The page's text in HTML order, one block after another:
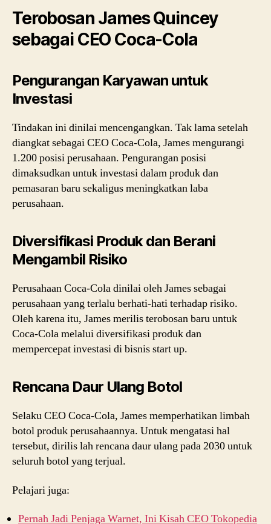
Terobosan James Quincey
sebagai CEO Coca-Cola
Pengurangan Karyawan untuk
Investasi
Tindakan ini dinilai mencengangkan. Tak lama setelah
diangkat sebagai CEO Coca-Cola, James mengurangi
1.200 posisi perusahaan. Pengurangan posisi
dimaksudkan untuk investasi dalam produk dan
pemasaran baru sekaligus meningkatkan laba
perusahaan.
Diversifikasi Produk dan Berani
Mengambil Risiko
Perusahaan Coca-Cola dinilai oleh James sebagai
perusahaan yang terlalu berhati-hati terhadap risiko.
Oleh karena itu, James merilis terobosan baru untuk
Coca-Cola melalui diversifikasi produk dan
mempercepat investasi di bisnis start up.
Rencana Daur Ulang Botol
Selaku CEO Coca-Cola, James memperhatikan limbah
botol produk perusahaannya. Untuk mengatasi hal
tersebut, dirilis lah rencana daur ulang pada 2030 untuk
seluruh botol yang terjual.
Pelajari juga:
Pernah Jadi Penjaga Warnet, Ini Kisah CEO Tokopedia